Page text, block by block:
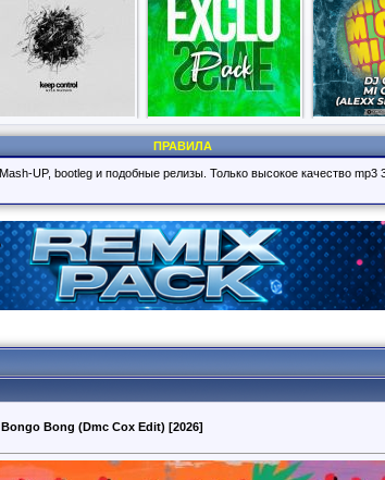
ПРАВИЛА
UP, bootleg и подобные релизы. Только высокое качество
Bong (Dmc Cox Edit) [2026]